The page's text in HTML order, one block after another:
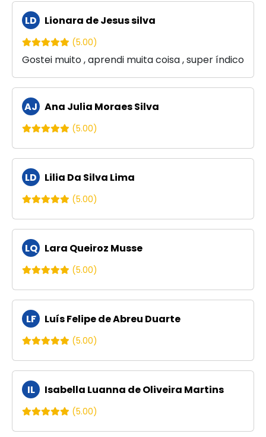
LD Lionara de Jesus silva
(5.00)
Gostei muito , aprendi muita coisa , super índico
AJ Ana Julia Moraes Silva
(5.00)
LD Lilia Da Silva Lima
(5.00)
LQ Lara Queiroz Musse
(5.00)
LF Luís Felipe de Abreu Duarte
(5.00)
IL Isabella Luanna de Oliveira Martins
(5.00)